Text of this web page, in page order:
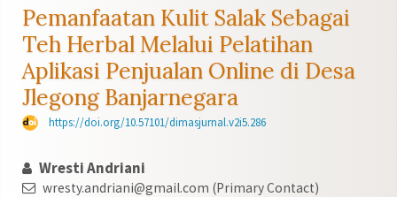
Sidebar
Pemanfaatan Kulit Salak Sebagai
Teh Herbal Melalui Pelatihan
Aplikasi Penjualan Online di Desa
Jlegong Banjarnegara
https://doi.org/10.57101/dimasjurnal.v2i5.286
Wresti Andriani
wresty.andriani@gmail.com (Primary Contact)